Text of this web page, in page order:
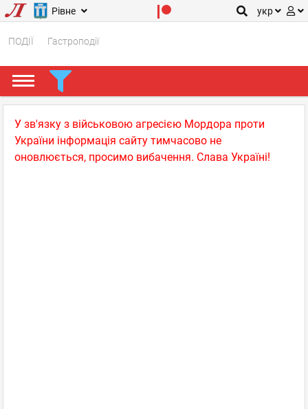
Рівне укр
ПОДІЇ Гастроподії
У зв'язку з військовою агресією Мордора проти
України інформація сайту тимчасово не
оновлюється, просимо вибачення. Слава Україні!